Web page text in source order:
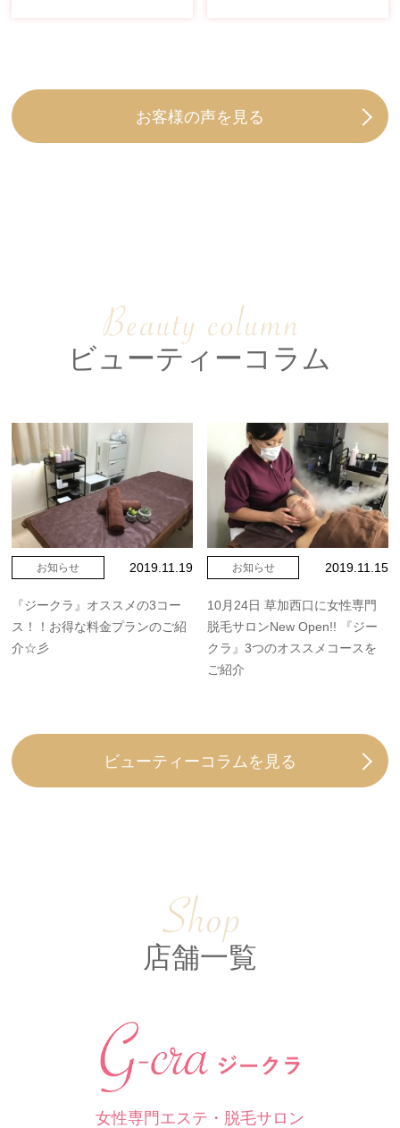
お客様の声を見る
ビューティーコラム
お知らせ 2019.11.19
『ジークラ』オススメの3コー
ス！！お得な料金プランのご紹
介☆彡
お知らせ 2019.11.15
10月24日 草加西口に女性専門
脱毛サロンNew Open!! 『ジー
クラ』3つのオススメコースを
ご紹介
ビューティーコラムを見る
店舗一覧
女性専門エステ・脱毛サロン